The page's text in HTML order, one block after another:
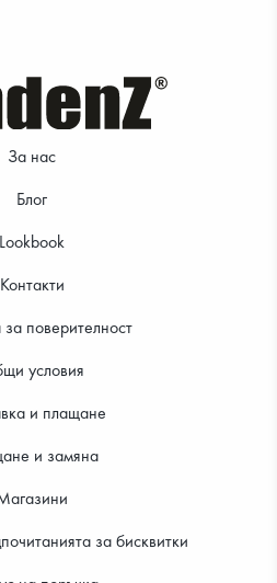
За нас
Блог
Lookbook
Контакти
поверителност
условия
и плащане
и замяна
за бисквитки